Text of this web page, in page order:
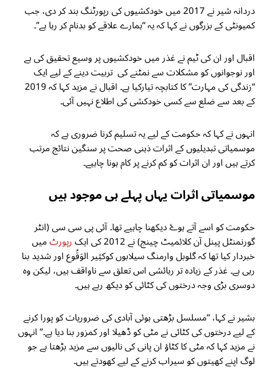
دردانہ شیر نے 2017 میں خودکشیوں کی رپورٹنگ بند کر دی، جب
کمیونٹی کے بزرگوں نے کہا کہ یہ “ہمارے علاقے کو بدنام کر رہا ہے”۔
اقبال اور ان کی ٹیم نے غذر میں خودکشیوں پر وسیع تحقیق کی ہے
اور نوجوانوں کو مشکلات سے نمٹنے کی تربیت دینے کے لیے ایک
“زندگی کی مہارت” کا کتابچہ تیارکیا ہے۔ اقبال نے مزید کہا کہ 2019
کے بعد سے ضلع سے کسی خودکشی کی اطلاع نہیں آئی۔
انہوں نے کہا کہ حکومت کے لیے یہ تسلیم کرنا ضروری ہے کہ
موسمیاتی تبدیلیوں کے اثرات ذہنی صحت پر سنگین نتائج مرتب
کرتے ہیں اور ان اثرات کو کم کرنے پر کام ہونا چاہیے۔
موسمیاتی اثرات یہاں پہلے ہی موجود ہیں
حکومت کو اسے آتے ہوۓ دیکھنا چاہیے تھا۔ آئی پی سی سی (انٹر
گورنمنٹل پینل آن کلائمیٹ چینج) نے 2012 کی ایک رپورٹمیں
خبردار کیا تھا کہ گلوبل وارمنگ سیلابوں کوکثِير الوَقُوع اور شدید بنا
رہی ہے۔ غذر کے زیادہ تر رہائشی اس تعلق سے ناواقف ہیں، لیکن وہ
دوسری بڑی وجہ درختوں کی کٹائی کو دیکھ رہے ہیں۔
بشیر نے کہا، “مسلسل بڑھتی ہوئی آبادی کی ضروریات کو پورا کرنے
کے لیے درختوں کی کٹائی نے مٹی کو ڈھیلا اور کمزور بنا دیا ہے۔” انہوں
نے مزید کہا کہ مٹی کا کٹاؤ ان پانی کی نالیوں سے مزید بڑھتا ہے جو
لوگ اپنے کھیتوں کو سیراب کرنے کے لیے کھودتے ہیں۔